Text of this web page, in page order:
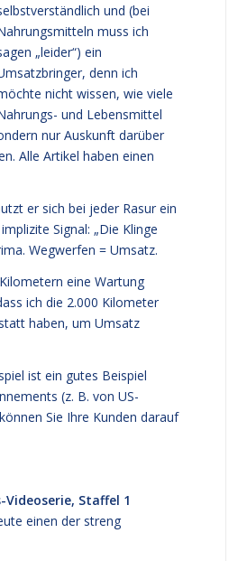
und (bei
muss ich
„leider“) ein
denn ich
nicht wissen, wie viele
und Lebensmittel
nur Auskunft darüber
Alle Artikel haben einen
er sich bei jeder Rasur ein
Signal: „Die Klinge
Wegwerfen = Umsatz.
eine Wartung
ich die 2.000 Kilometer
haben, um Umsatz
ist ein gutes Beispiel
(z. B. von US-
Sie Ihre Kunden darauf
Staffel 1
einen der streng